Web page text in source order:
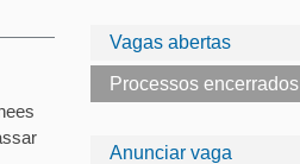
Vagas abertas
Processos encerrados
Anunciar vaga